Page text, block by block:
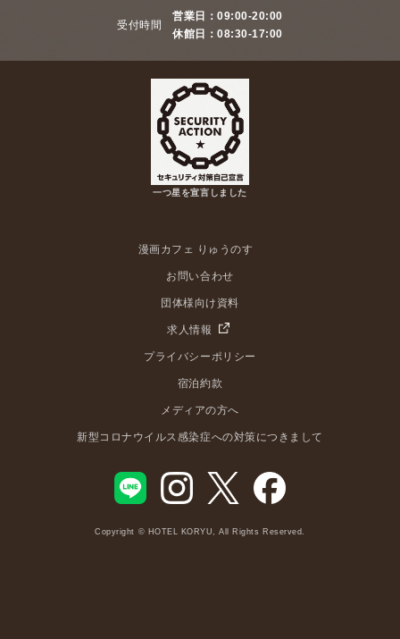
受付時間
営業日：09:00-20:00
休館日：08:30-17:00
一つ星を宣言しました
漫画カフェ りゅうのす
お問い合わせ
団体様向け資料
求人情報
プライバシーポリシー
宿泊約款
メディアの方へ
新型コロナウイルス感染症への対策につきまして
Copyright © HOTEL KORYU, All Rights Reserved.